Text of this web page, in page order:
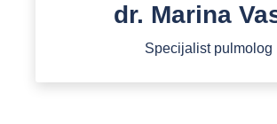
dr. Marina
Specijalist pulmolog